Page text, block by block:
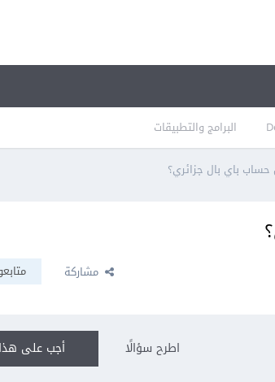
البرامج والتطبيقات
باي بال جزائري؟
مشاركة
أجب على اطرح سؤالًا